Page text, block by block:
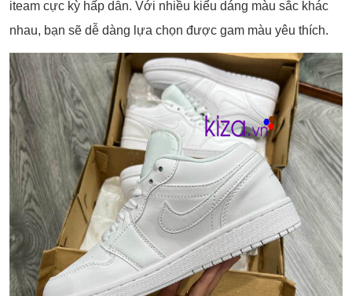
iteam cực kỳ hấp dẫn. Với nhiều kiểu dáng màu sắc khác
nhau, bạn sẽ dễ dàng lựa chọn được gam màu yêu thích.